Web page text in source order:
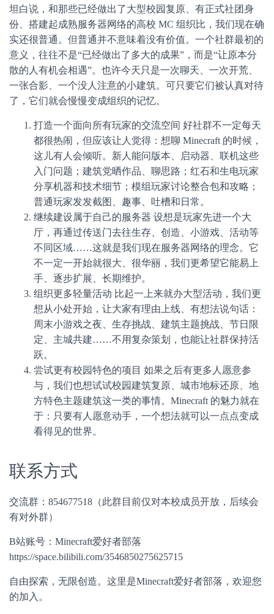
坦白说，和那些已经做出了大型校园复原、有正式社团身
份、搭建起成熟服务器网络的高校 MC 组织比，我们现在确
实还很普通。但普通并不意味着没有价值。一个社群最初的
意义，往往不是“已经做出了多大的成果”，而是“让原本分
散的人有机会相遇”。也许今天只是一次聊天、一次开荒、
一张合影、一个没人注意的小建筑。可只要它们被认真对待
了，它们就会慢慢变成组织的记忆。
打造一个面向所有玩家的交流空间 好社群不一定每天
都很热闹，但应该让人觉得：想聊 Minecraft 的时候，
这儿有人会倾听。新人能问版本、启动器、联机这些
入门问题；建筑党晒作品、聊思路；红石和生电玩家
分享机器和技术细节；模组玩家讨论整合包和攻略；
普通玩家发发截图、趣事、吐槽和日常。
继续建设属于自己的服务器 设想是玩家先进一个大
厅，再通过传送门去往生存、创造、小游戏、活动等
不同区域……这就是我们现在服务器网络的理念。它
不一定一开始就很大、很华丽，我们更希望它能易上
手、逐步扩展、长期维护。
组织更多轻量活动 比起一上来就办大型活动，我们更
想从小处开始，让大家有理由上线、有想法说句话：
周末小游戏之夜、生存挑战、建筑主题挑战、节日限
定、主城共建……不用复杂策划，也能让社群保持活
跃。
尝试更有校园特色的项目 如果之后有更多人愿意参
与，我们也想试试校园建筑复原、城市地标还原、地
方特色主题建筑这一类的事情。Minecraft 的魅力就在
于：只要有人愿意动手，一个想法就可以一点点变成
看得见的世界。
联系方式
交流群：854677518（此群目前仅对本校成员开放，后续会
有对外群）
B站账号：Minecraft爱好者部落
https://space.bilibili.com/3546850275625715
自由探索，无限创造。这里是Minecraft爱好者部落，欢迎您
的加入。